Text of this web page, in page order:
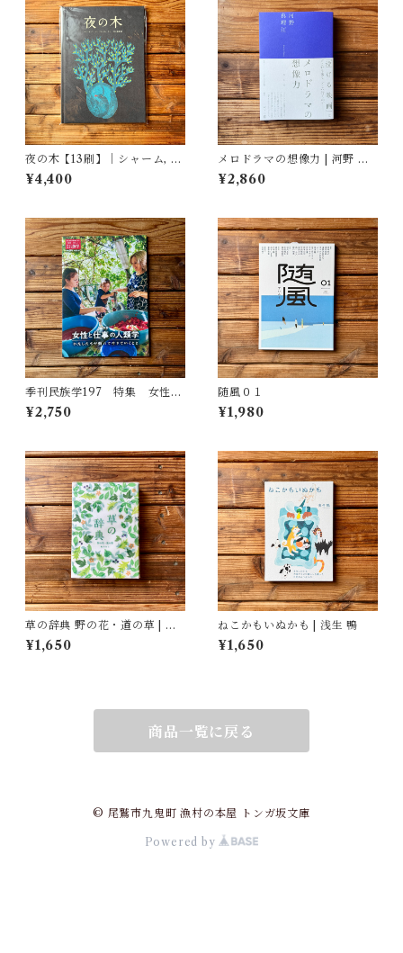
夜の木【13刷】｜シャーム, バ
ーイー, ウルヴェーティ, 青木
恵都 訳
¥4,400
メロドラマの想像力 | 河野 真
理江
¥2,860
季刊民族学197 特集 女性と
仕事の人類学：わたしたちが
働いて生きていくこと
¥2,750
随風０１
¥1,980
草の辞典 野の花・道の草 | 森
乃おと, ささきみえこ（イラス
ト）
¥1,650
ねこかもいぬかも | 浅生 鴨
¥1,650
商品一覧に戻る
© 尾鷲市九鬼町 漁村の本屋 トンガ坂文庫
Powered by